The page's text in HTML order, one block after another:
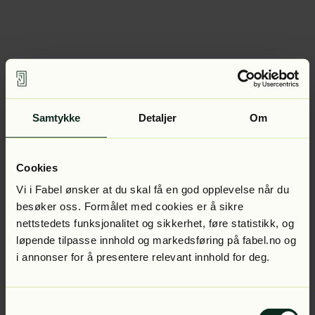
Samtykke Detaljer Om
Cookies
Vi i Fabel ønsker at du skal få en god opplevelse når du
besøker oss. Formålet med cookies er å sikre
nettstedets funksjonalitet og sikkerhet, føre statistikk, og
løpende tilpasse innhold og markedsføring på fabel.no og
i annonser for å presentere relevant innhold for deg.